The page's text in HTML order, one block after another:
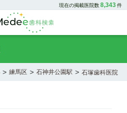
現在の掲載医院数8,343件
> 練馬区 > 石神井公園駅 > 石塚歯科医院